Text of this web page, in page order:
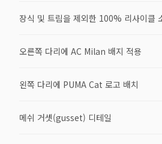
장식 및 트림을 제외한 100% 리사이클
오른쪽 다리에 AC Milan 배지 적용
왼쪽 다리에 PUMA Cat 로고 배치
메쉬 거셋(gusset) 디테일